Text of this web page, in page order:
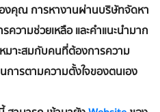
งคุณ การหางานผ่านบริษัทจัดหา
วามช่วยเหลือ และคำแนะนำมาก
มาะสมกับคนที่ต้องการความ
การตามความตั้งใจของตนเอง